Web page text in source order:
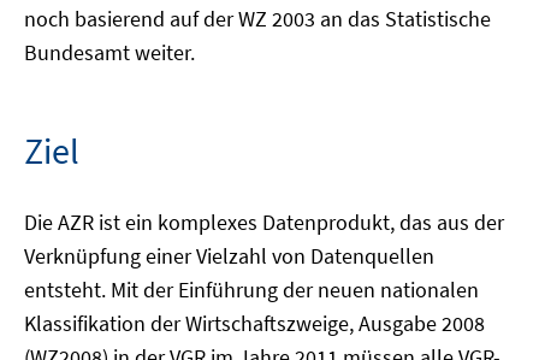
noch basierend auf der WZ 2003 an das Statistische
Bundesamt weiter.
Ziel
Die AZR ist ein komplexes Datenprodukt, das aus der
Verknüpfung einer Vielzahl von Datenquellen
entsteht. Mit der Einführung der neuen nationalen
Klassifikation der Wirtschaftszweige, Ausgabe 2008